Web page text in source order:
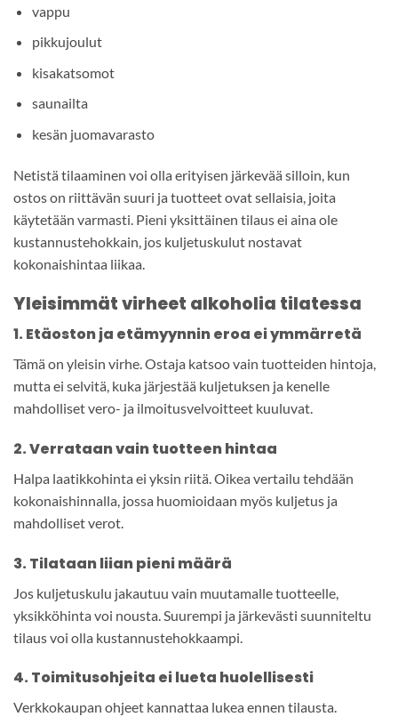
vappu
pikkujoulut
kisakatsomot
saunailta
kesän juomavarasto
Netistä tilaaminen voi olla erityisen järkevää silloin, kun
ostos on riittävän suuri ja tuotteet ovat sellaisia, joita
käytetään varmasti. Pieni yksittäinen tilaus ei aina ole
kustannustehokkain, jos kuljetuskulut nostavat
kokonaishintaa liikaa.
Yleisimmät virheet alkoholia tilatessa
1. Etäoston ja etämyynnin eroa ei ymmärretä
Tämä on yleisin virhe. Ostaja katsoo vain tuotteiden hintoja,
mutta ei selvitä, kuka järjestää kuljetuksen ja kenelle
mahdolliset vero- ja ilmoitusvelvoitteet kuuluvat.
2. Verrataan vain tuotteen hintaa
Halpa laatikkohinta ei yksin riitä. Oikea vertailu tehdään
kokonaishinnalla, jossa huomioidaan myös kuljetus ja
mahdolliset verot.
3. Tilataan liian pieni määrä
Jos kuljetuskulu jakautuu vain muutamalle tuotteelle,
yksikköhinta voi nousta. Suurempi ja järkevästi suunniteltu
tilaus voi olla kustannustehokkaampi.
4. Toimitusohjeita ei lueta huolellisesti
Verkkokaupan ohjeet kannattaa lukea ennen tilausta.